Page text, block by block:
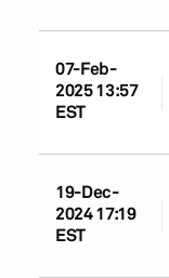
07-Feb-
2025 13:57
EST
19-Dec-
2024 17:19
EST